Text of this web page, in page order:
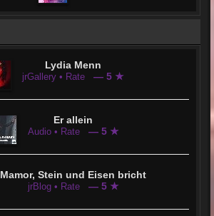
Lydia Menn
jrGallery • Rate — 5 ★
Er allein
Audio • Rate — 5 ★
Mamor, Stein und Eisen bricht
jrBlog • Rate — 5 ★